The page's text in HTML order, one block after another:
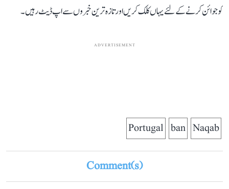
کو جوائن کرنے کے لئے یہاں کلک کریں اور تازہ ترین خبروں سے اپ ڈیٹ رہیں۔
ADVERTISEMENT
Naqab
ban
Portugal
Comment(s)